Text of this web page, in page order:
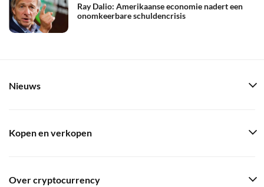
Ray Dalio: Amerikaanse economie nadert een
onomkeerbare schuldencrisis
Nieuws
Kopen en verkopen
Over cryptocurrency